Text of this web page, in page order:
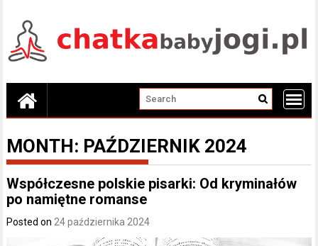
content
MONTH: PAŹDZIERNIK 2024
Współczesne polskie pisarki: Od kryminałów
po namiętne romanse
Posted on 24 października 2024